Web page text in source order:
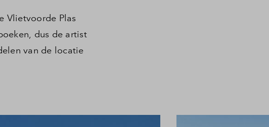
Vlietvoorde Plas
dus de artist
van de locatie